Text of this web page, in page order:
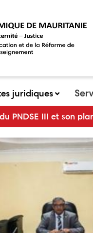
juridiques
2024-2026